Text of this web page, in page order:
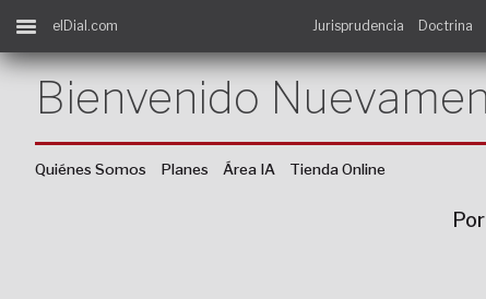
elDial.com Jurisprudencia Doctrina
Bienvenido
Quiénes Somos Planes Área IA Tienda Online